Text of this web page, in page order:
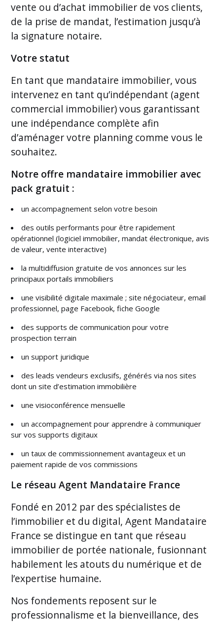
vente ou d’achat immobilier de vos clients,
de la prise de mandat, l’estimation jusqu’à
la signature notaire.
Votre statut
En tant que mandataire immobilier, vous
intervenez en tant qu’indépendant (agent
commercial immobilier) vous garantissant
une indépendance complète afin
d’aménager votre planning comme vous le
souhaitez.
Notre offre mandataire immobilier avec
pack gratuit :
un accompagnement selon votre besoin
des outils performants pour être rapidement
opérationnel (logiciel immobilier, mandat électronique, avis
de valeur, vente interactive)
la multidiffusion gratuite de vos annonces sur les
principaux portails immobiliers
une visibilité digitale maximale ; site négociateur, email
professionnel, page Facebook, fiche Google
des supports de communication pour votre
prospection terrain
un support juridique
des leads vendeurs exclusifs, générés via nos sites
dont un site d’estimation immobilière
une visioconférence mensuelle
un accompagnement pour apprendre à communiquer
sur vos supports digitaux
un taux de commissionnement avantageux et un
paiement rapide de vos commissions
Le réseau Agent Mandataire France
Fondé en 2012 par des spécialistes de
l’immobilier et du digital, Agent Mandataire
France se distingue en tant que réseau
immobilier de portée nationale, fusionnant
habilement les atouts du numérique et de
l’expertise humaine.
Nos fondements reposent sur le
professionnalisme et la bienveillance, des